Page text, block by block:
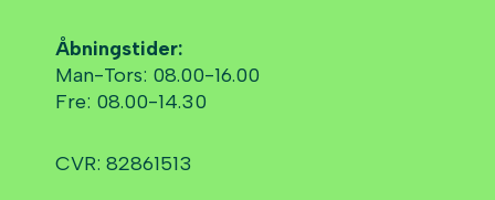
Åbningstider:
Man-Tors: 08.00-16.00
Fre: 08.00-14.30
CVR: 82861513